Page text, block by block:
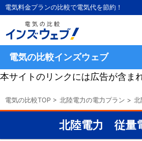
電気料金プランの比較で電気代を節約！
電気の比較インズウェブ
本サイトのリンクには広告が含ま
電気の比較TOP > 北陸電力の電力プラン >
北陸電力 従量